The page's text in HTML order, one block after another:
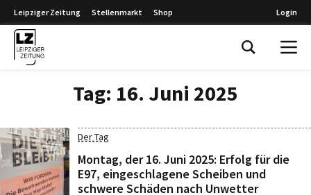
Leipziger Zeitung Stellenmarkt Shop Login
Tag: 16. Juni 2025
Der Tag
Montag, der 16. Juni 2025: Erfolg für die
E97, eingeschlagene Scheiben und
schwere Schäden nach Unwetter